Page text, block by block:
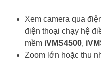
Xem camera qua
điện thoại chạy hệ
mềm iVMS4500,
Zoom lớn hoặc thu